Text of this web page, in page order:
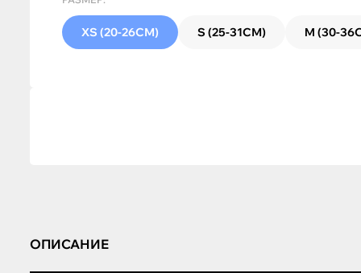
XS (20-26СМ) S (25-31СМ) M (30-
ОПИСАНИЕ